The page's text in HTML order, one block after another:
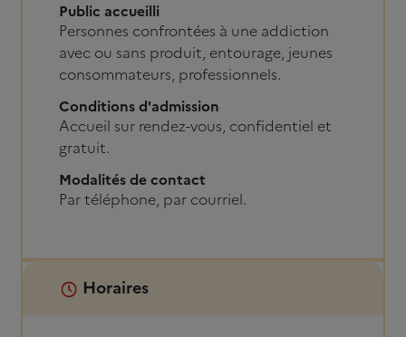
Public accueilli
Personnes confrontées à une addiction
avec ou sans produit, entourage, jeunes
consommateurs, professionnels.
Conditions d'admission
Accueil sur rendez-vous, confidentiel et
gratuit.
Modalités de contact
Par téléphone, par courriel.
Horaires